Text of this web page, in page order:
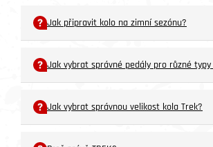
Jak připravit kolo na zimní sezónu?
Jak vybrat správné pedály pro různé typy
Jak vybrat správnou velikost kola Trek?